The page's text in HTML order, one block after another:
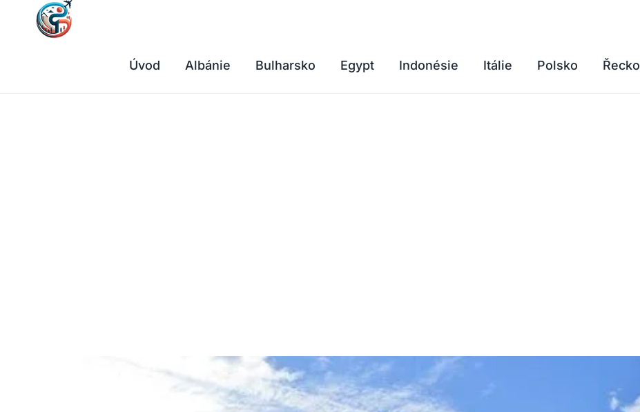
Přeskočit
Úvod Albánie Bulharsko Egypt Indonésie Itálie Polsko Řecko